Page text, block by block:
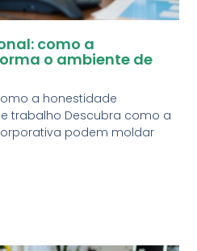
como a
o ambiente de
a honestidade
trabalho Descubra como a
podem moldar